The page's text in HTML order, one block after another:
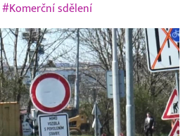
|#Komerční sdělení